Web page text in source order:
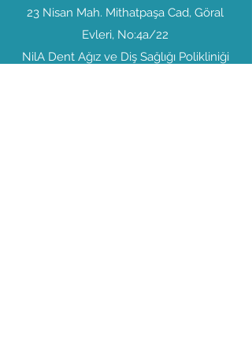
23 Nisan Mah. Mithatpaşa Cad, Göral
Evleri, No:4a/22
NilA Dent Ağız ve Diş Sağlığı Polikliniği